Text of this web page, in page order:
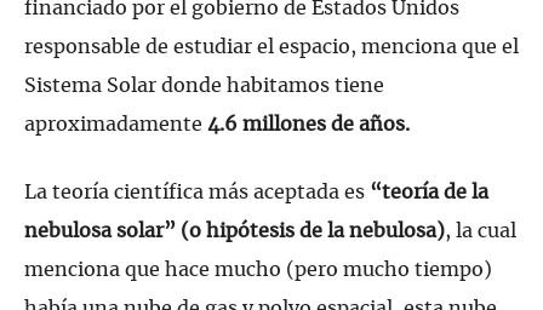
financiado por el gobierno de Estados Unidos
responsable de estudiar el espacio, menciona que el
Sistema Solar donde habitamos tiene
aproximadamente 4.6 millones de años.
La teoría científica más aceptada es “teoría de la
nebulosa solar” (o hipótesis de la nebulosa), la cual
menciona que hace mucho (pero mucho tiempo)